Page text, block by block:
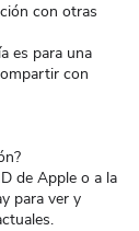
con otras
es para una
con
de Apple o a la
para ver y